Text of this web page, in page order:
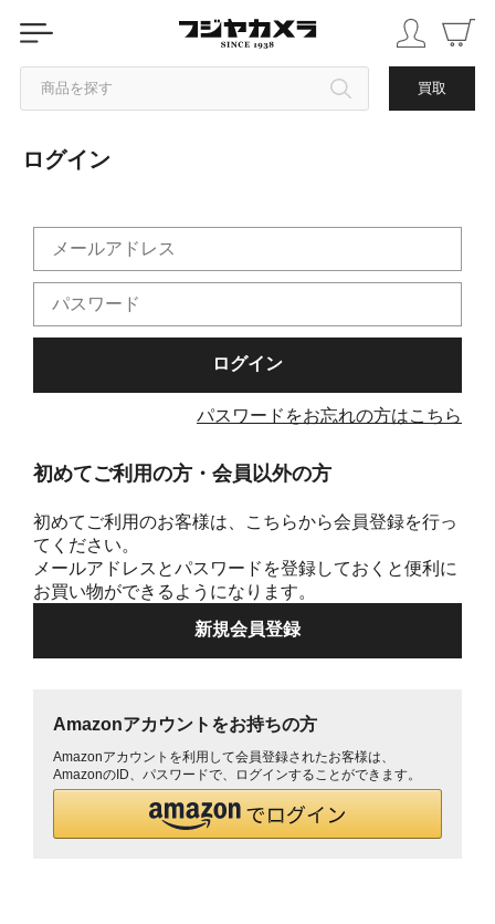
商品を探す 買取
カテゴリから探す
中古品を探す
ログイン
パスワードをお忘れの方はこちら
初めてご利用の方・会員以外の方
初めてご利用のお客様は、こちらから会員登録を行っ
てください。
メールアドレスとパスワードを登録しておくと便利に
お買い物ができるようになります。
Amazonアカウントをお持ちの方
Amazonアカウントを利用して会員登録されたお客様は、
AmazonのID、パスワードで、ログインすることができます。